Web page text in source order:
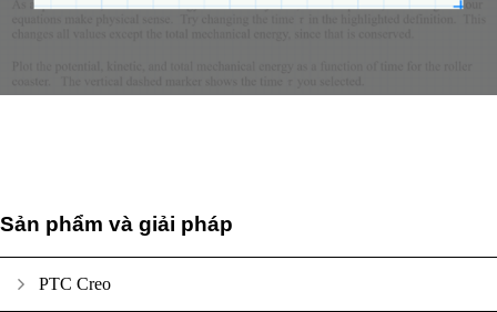
Sản phẩm và giải pháp
PTC Creo